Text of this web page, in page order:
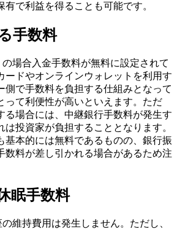
有で利益を得ることも可能です。
手数料
場合入金手数料が無料に設定されて
ードやオンラインウォレットを利用す
側で手数料を負担する仕組みとなって
って利便性が高いといえます。ただ
る場合には、中継銀行手数料が発生す
は投資家が負担することとなります。
基本的には無料であるものの、銀行振
数料が差し引かれる場合があるため注
眠手数料
維持費用は発生しません。ただし、